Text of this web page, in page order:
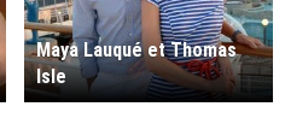
Maya Lauqué et Thomas
Isle